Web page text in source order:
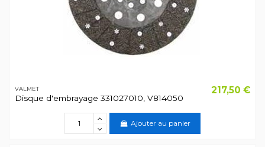
VALMET
Disque d'embrayage 331027010, V814050
217,50 €
Ajouter au panier